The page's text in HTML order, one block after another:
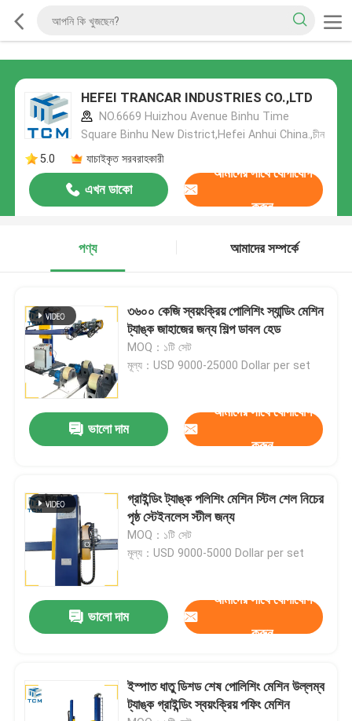
HEFEI TRANCAR INDUSTRIES CO.,LTD
NO.6669 Huizhou Avenue Binhu Time
Square Binhu New District,Hefei Anhui China.,চীন
5.0
যাচাইকৃত সরবরাহকারী
এখন ডাকো
আমাদের সাথে যোগাযোগ
করুন
পণ্য আমাদের সম্পর্কে
৩৬০০ কেজি স্বয়ংক্রিয় পোলিশিং স্যান্ডিং মেশিন
ট্যাঙ্ক জাহাজের জন্য শিল্প ডাবল হেড
MOQ：১টি সেট
মূল্য：USD 9000-25000 Dollar per set
ভালো দাম
আমাদের সাথে যোগাযোগ
করুন
গ্রাইন্ডিং ট্যাঙ্ক পলিশিং মেশিন স্টিল শেল নিচের
পৃষ্ঠ স্টেইনলেস স্টীল জন্য
MOQ：১টি সেট
মূল্য：USD 9000-5000 Dollar per set
ভালো দাম
আমাদের সাথে যোগাযোগ
করুন
ইস্পাত ধাতু ডিশড শেষ পোলিশিং মেশিন উল্লম্ব
ট্যাঙ্ক গ্রাইন্ডিং স্বয়ংক্রিয় পফিং মেশিন